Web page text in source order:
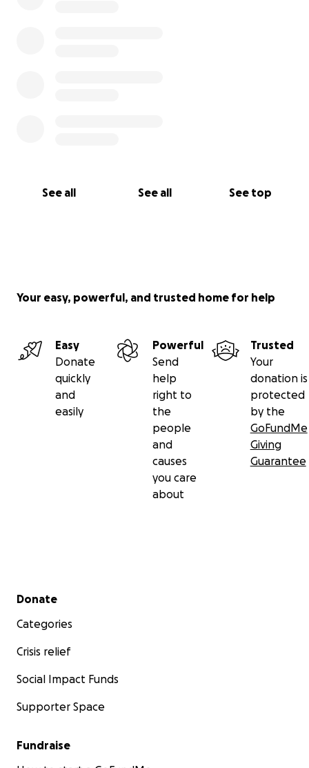
See all See all See top
Your easy, powerful, and trusted home for help
Easy
Donate
quickly
and
easily
Powerful
Send
help
right to
the
people
and
causes
you care
about
Trusted
Your
donation is
protected
by the
GoFundMe
Giving
Guarantee
Secondary menu
Donate
Categories
Crisis relief
Social Impact Funds
Supporter Space
Fundraise